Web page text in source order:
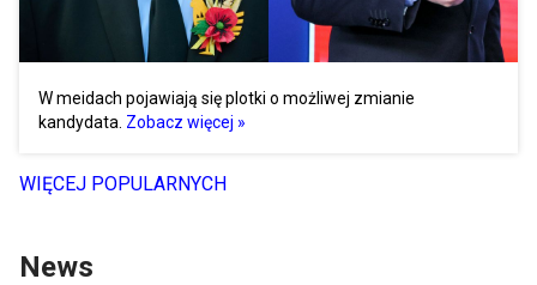
W meidach pojawiają się plotki o możliwej zmianie
kandydata. Zobacz więcej »
WIĘCEJ POPULARNYCH
News